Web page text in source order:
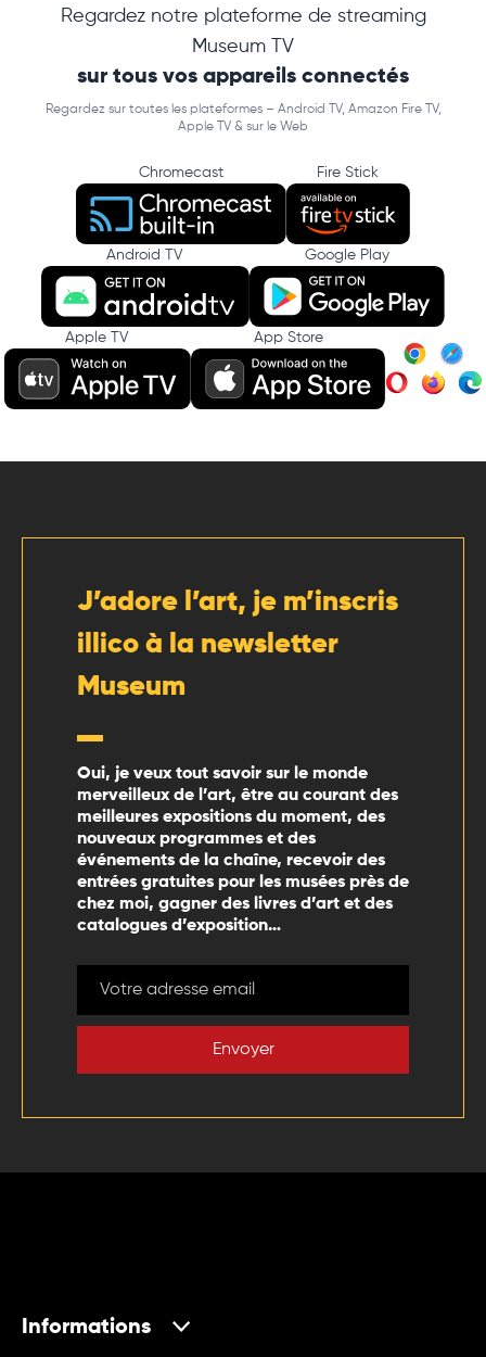
Regardez notre plateforme de streaming
Museum TV
sur tous vos appareils connectés
Regardez sur toutes les plateformes – Android TV, Amazon Fire TV,
Apple TV & sur le Web
Chromecast Fire Stick
Android TV Google Play
Apple TV App Store
J’adore l’art, je m’inscris
illico à la newsletter
Museum
Oui, je veux tout savoir sur le monde
merveilleux de l’art, être au courant des
meilleures expositions du moment, des
nouveaux programmes et des
événements de la chaîne, recevoir des
entrées gratuites pour les musées près de
chez moi, gagner des livres d’art et des
catalogues d’exposition…
Envoyer
Informations